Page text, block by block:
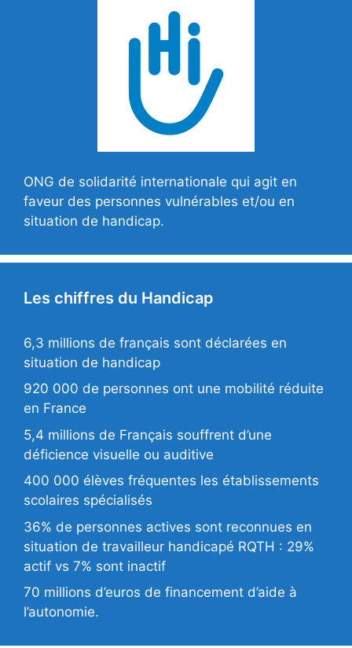
ONG de solidarité internationale qui agit en
faveur des personnes vulnérables et/ou en
situation de handicap.
Les chiffres du Handicap
6,3 millions de français sont déclarées en
situation de handicap
920 000 de personnes ont une mobilité réduite
en France
5,4 millions de Français souffrent d’une
déficience visuelle ou auditive
400 000 élèves fréquentes les établissements
scolaires spécialisés
36% de personnes actives sont reconnues en
situation de travailleur handicapé RQTH : 29%
actif vs 7% sont inactif
70 millions d’euros de financement d’aide à
l’autonomie.